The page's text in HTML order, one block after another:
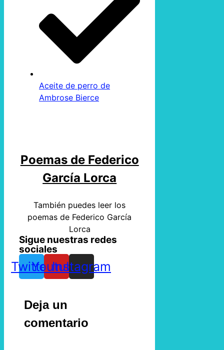
Aceite de perro de
Ambrose Bierce
Poemas de Federico
García Lorca
También puedes leer los
poemas de Federico García
Lorca
Sigue nuestras redes
sociales
TwitterYoutube
Instagram
Deja un
comentario